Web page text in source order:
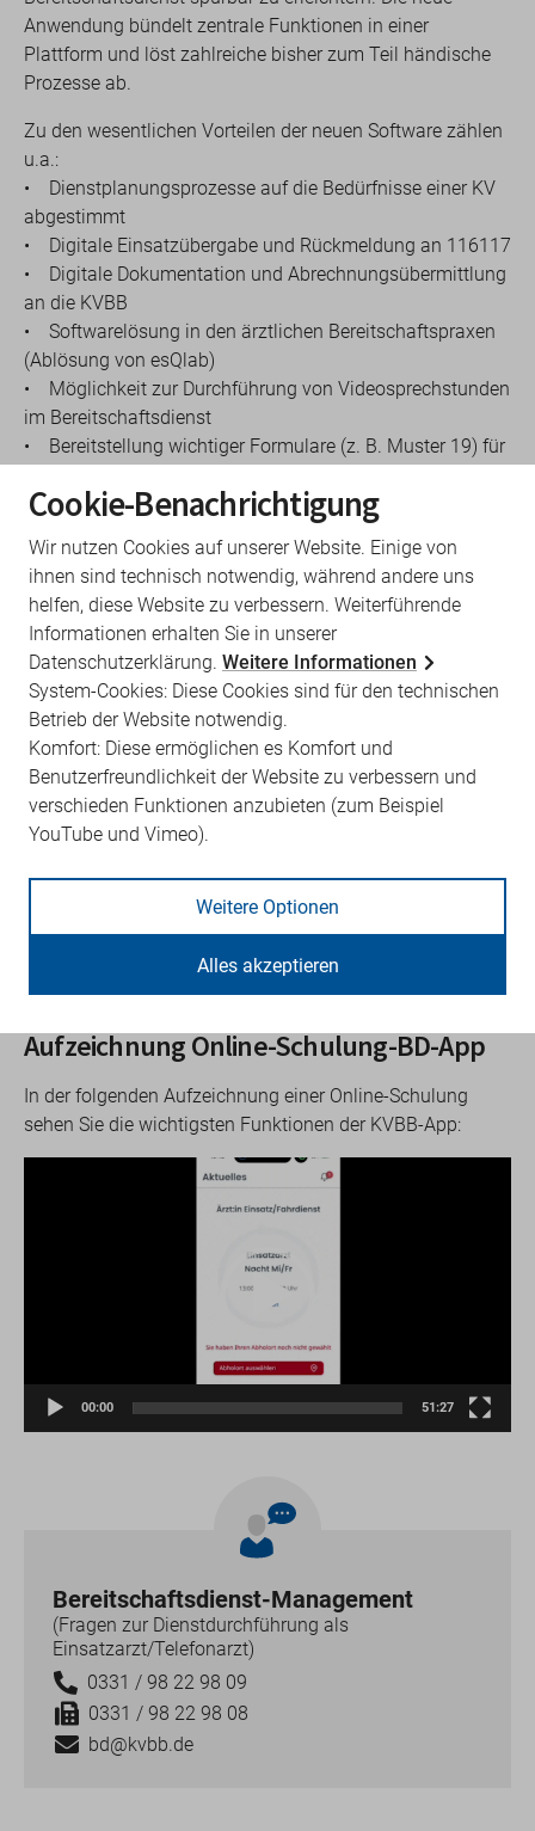
Anwendung bündelt zentrale Funktionen in einer
Plattform und löst zahlreiche bisher zum Teil händische
Prozesse ab.
Zu den wesentlichen Vorteilen der neuen Software zählen
u.a.:
• Dienstplanungsprozesse auf die Bedürfnisse einer KV
abgestimmt
• Digitale Einsatzübergabe und Rückmeldung an 116117
• Digitale Dokumentation und Abrechnungsübermittlung
an die KVBB
• Softwarelösung in den ärztlichen Bereitschaftspraxen
(Ablösung von esQlab)
• Möglichkeit zur Durchführung von Videosprechstunden
im Bereitschaftsdienst
• Bereitstellung wichtiger Formulare (z. B. Muster 19) für
• Verbesserte Übersicht und effizientere Abläufe im
Die Einführung erfolgt regional gestaffelt voraussichtlich
über einen Zeitraum von einem Jahr, um einen
reibungslosen Übergang sicherzustellen.
Für folgende BD-Regionen ist der Starttermin auf den
01.07.2026 festgelegt:
• Prignitz
• Ruppin/Oberhavel
• Dahme/Teltow
• Kinder Video-Bereitschaftsdienst
Häufige Fragen
Nutzerhandbuch Dienstplanungsmodul der
Aufzeichnung Online-Schulung-BD-App
In der folgenden Aufzeichnung einer Online-Schulung
sehen Sie die wichtigsten Funktionen der KVBB-App:
00:00 51:27
Bereitschaftsdienst-Management
(Fragen zur Dienstdurchführung als
Einsatzarzt/Telefonarzt)
0331 / 98 22 98 09
0331 / 98 22 98 08
bd@kvbb.de
Cookie-Benachrichtigung
Wir nutzen Cookies auf unserer Website. Einige von
ihnen sind technisch notwendig, während andere uns
helfen, diese Website zu verbessern. Weiterführende
Informationen erhalten Sie in unserer
Datenschutzerklärung. Weitere Informationen
System-Cookies: Diese Cookies sind für den technischen
Betrieb der Website notwendig.
Komfort: Diese ermöglichen es Komfort und
Benutzerfreundlichkeit der Website zu verbessern und
verschieden Funktionen anzubieten (zum Beispiel
YouTube und Vimeo).
Weitere Optionen
Alles akzeptieren